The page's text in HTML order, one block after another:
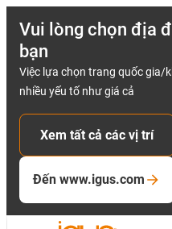
Vui lòng chọn địa
bạn
Việc lựa chọn trang quốc gia/
nhiều yếu tố như giá cả
Xem tất cả các vị trí
Đến www.igus.com